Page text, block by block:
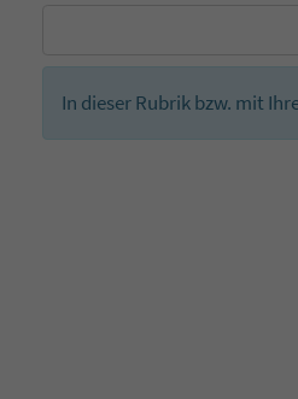
In dieser Rubrik bzw. mit